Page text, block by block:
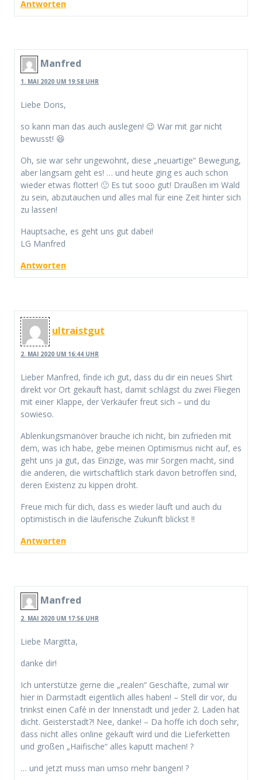
Antworten
Manfred
1. MAI 2020 UM 19:58 UHR
Liebe Doris,
so kann man das auch auslegen! 😉 War mit gar nicht
bewusst! 😆
Oh, sie war sehr ungewohnt, diese „neuartige“ Bewegung,
aber langsam geht es! … und heute ging es auch schon
wieder etwas flotter! 🙂 Es tut sooo gut! Draußen im Wald
zu sein, abzutauchen und alles mal für eine Zeit hinter sich
zu lassen!
Hauptsache, es geht uns gut dabei!
LG Manfred
Antworten
ultraistgut
2. MAI 2020 UM 16:44 UHR
Lieber Manfred, finde ich gut, dass du dir ein neues Shirt
direkt vor Ort gekauft hast, damit schlägst du zwei Fliegen
mit einer Klappe, der Verkäufer freut sich – und du
sowieso.
Ablenkungsmanöver brauche ich nicht, bin zufrieden mit
dem, was ich habe, gebe meinen Optimismus nicht auf, es
geht uns ja gut, das Einzige, was mir Sorgen macht, sind
die anderen, die wirtschaftlich stark davon betroffen sind,
deren Existenz zu kippen droht.
Freue mich für dich, dass es wieder läuft und auch du
optimistisch in die läuferische Zukunft blickst !!
Antworten
Manfred
2. MAI 2020 UM 17:56 UHR
Liebe Margitta,
danke dir!
Ich unterstütze gerne die „realen“ Geschäfte, zumal wir
hier in Darmstadt eigentlich alles haben! – Stell dir vor, du
trinkst einen Café in der Innenstadt und jeder 2. Laden hat
dicht. Geisterstadt?! Nee, danke! – Da hoffe ich doch sehr,
dass nicht alles online gekauft wird und die Lieferketten
und großen „Haifische“ alles kaputt machen! ?
… und jetzt muss man umso mehr bangen! ?